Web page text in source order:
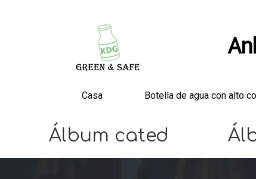
Casa Botella de agua con alto
Álbum cated